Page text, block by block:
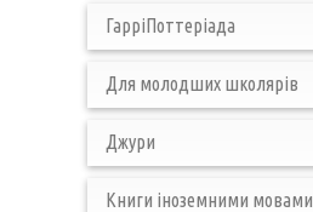
ГарріПоттеріада
Для молодших школярів
Джури
Книги іноземними мовами